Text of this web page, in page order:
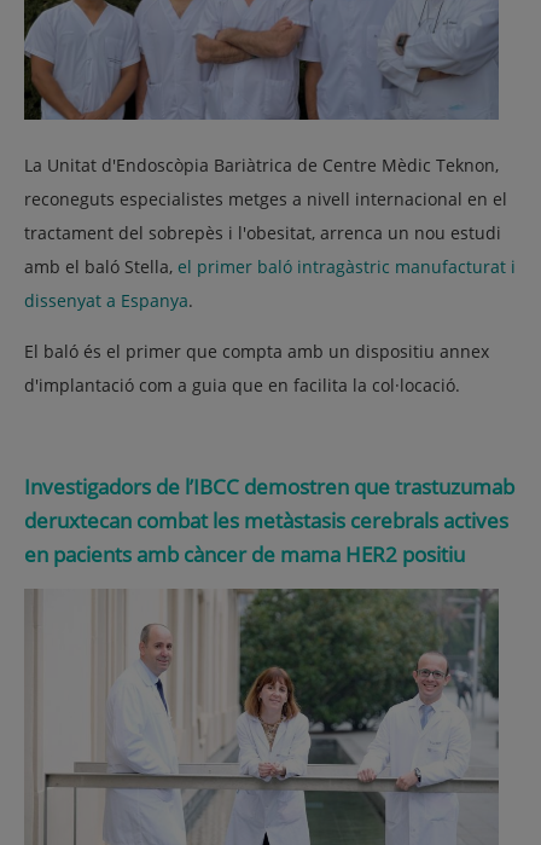
La Unitat d'Endoscòpia Bariàtrica de Centre Mèdic Teknon,
reconeguts especialistes metges a nivell internacional en el
tractament del sobrepès i l'obesitat, arrenca un nou estudi
amb el baló Stella, el primer baló intragàstric manufacturat i
dissenyat a Espanya.
El baló és el primer que compta amb un dispositiu annex
d'implantació com a guia que en facilita la col·locació.
Investigadors de l’IBCC demostren que trastuzumab
deruxtecan combat les metàstasis cerebrals actives
en pacients amb càncer de mama HER2 positiu